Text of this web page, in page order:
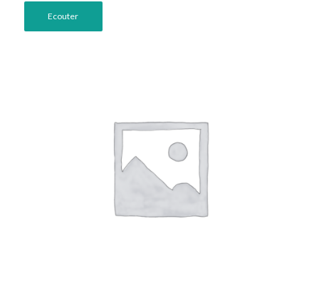
Ecouter